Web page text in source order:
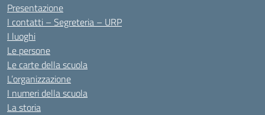
Presentazione
I contatti – Segreteria – URP
I luoghi
Le persone
Le carte della scuola
L’organizzazione
I numeri della scuola
La storia